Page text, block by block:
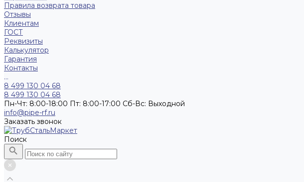
Правила возврата товара
Отзывы
Клиентам
ГОСТ
Реквизиты
Калькулятор
Гарантия
Контакты
...
8 499 130 04 68
8 499 130 04 68
Пн-Чт: 8:00-18:00 Пт: 8:00-17:00 Сб-Вс: Выходной
info@pipe-rf.ru
Заказать звонок
Поиск